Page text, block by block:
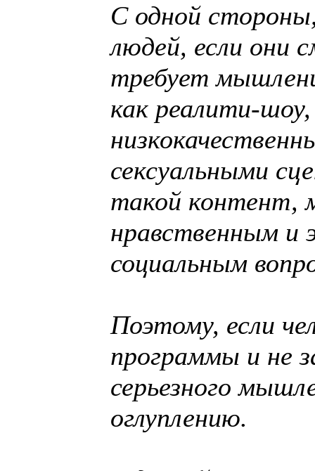
С одной
людей, если они
требует
как реалити-
сексуальными
такой контент,
нравственным и
социальным
Поэтому, если
программы и не
серьезного
оглуплению.